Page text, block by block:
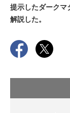
提示したダークマ
解説した。